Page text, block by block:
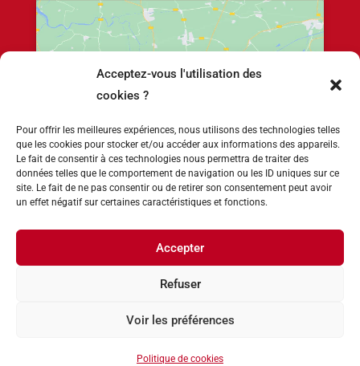
Acceptez-vous l'utilisation des
cookies ?
Pour offrir les meilleures expériences, nous utilisons des technologies telles
que les cookies pour stocker et/ou accéder aux informations des appareils.
Le fait de consentir à ces technologies nous permettra de traiter des
données telles que le comportement de navigation ou les ID uniques sur ce
site. Le fait de ne pas consentir ou de retirer son consentement peut avoir
un effet négatif sur certaines caractéristiques et fonctions.
Accepter
Refuser
Voir les préférences
Politique de cookies
Cliquez pour accepter les cookies marketing